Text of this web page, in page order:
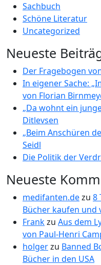
Sachbuch
Schöne Literatur
Uncategorized
Neueste
Der Fragebogen
In eigener Sache:
von Florian
„Da wohnt ein
Ditlevsen
„Beim Anschüren
Seidl
Die Politik der
Neueste
medifanten.dezu 8
Bücher kaufen und
Frankzu Aus dem
von Paul-Henri
holgerzu Banned
Bücher in den USA